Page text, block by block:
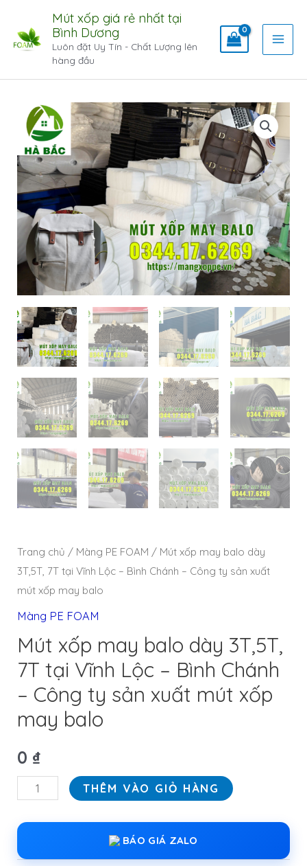
Mút xốp giá rẻ nhất tại
Bình Dương
Luôn đặt Uy Tín - Chất Lượng lên
hàng đầu
Trang chủ / Màng PE FOAM / Mút xốp may balo dày
3T,5T, 7T tại Vĩnh Lộc – Bình Chánh – Công ty sản xuất
mút xốp may balo
Màng PE FOAM
Mút xốp may balo dày 3T,5T,
7T tại Vĩnh Lộc – Bình Chánh
– Công ty sản xuất mút xốp
may balo
0 ₫
THÊM VÀO GIỎ HÀNG
BÁO GIÁ ZALO